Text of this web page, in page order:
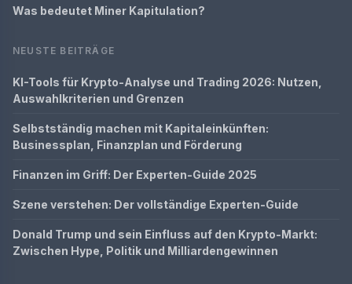
Was bedeutet Miner Kapitulation?
NEUSTE BEITRÄGE
KI-Tools für Krypto-Analyse und Trading 2026: Nutzen,
Auswahlkriterien und Grenzen
Selbstständig machen mit Kapitaleinkünften:
Businessplan, Finanzplan und Förderung
Finanzen im Griff: Der Experten-Guide 2025
Szene verstehen: Der vollständige Experten-Guide
Donald Trump und sein Einfluss auf den Krypto-Markt:
Zwischen Hype, Politik und Milliardengewinnen